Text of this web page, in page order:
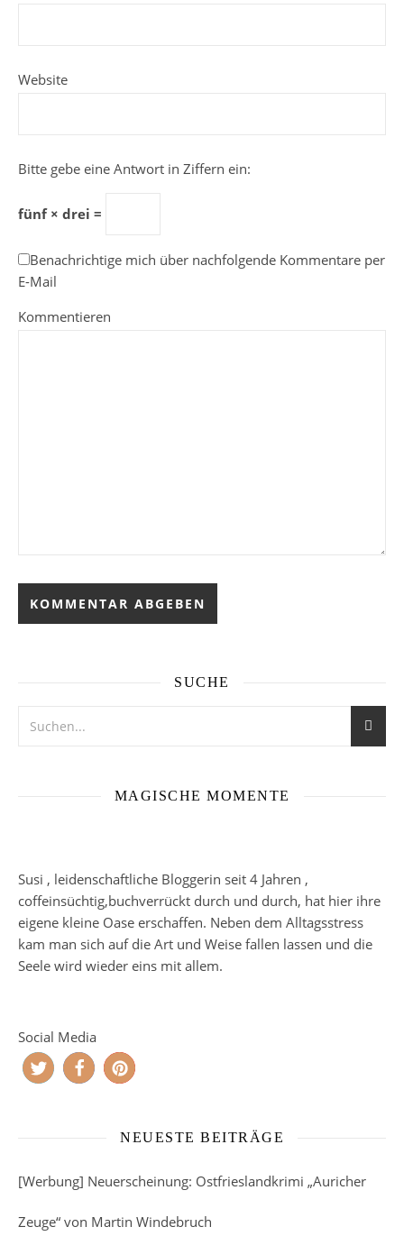
Website
Bitte gebe eine Antwort in Ziffern ein:
fünf × drei =
Benachrichtige mich über nachfolgende Kommentare per
E-Mail
Kommentieren
SUCHE
MAGISCHE MOMENTE
Susi , leidenschaftliche Bloggerin seit 4 Jahren ,
coffeinsüchtig,buchverrückt durch und durch, hat hier ihre
eigene kleine Oase erschaffen. Neben dem Alltagsstress
kam man sich auf die Art und Weise fallen lassen und die
Seele wird wieder eins mit allem.
Social Media
NEUESTE BEITRÄGE
[Werbung] Neuerscheinung: Ostfrieslandkrimi „Auricher
Zeuge“ von Martin Windebruch